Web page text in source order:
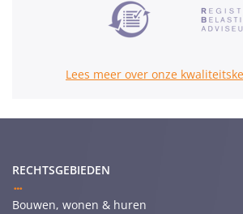
Lees meer over onze
RECHTSGEBIEDEN
Bouwen, wonen & huren